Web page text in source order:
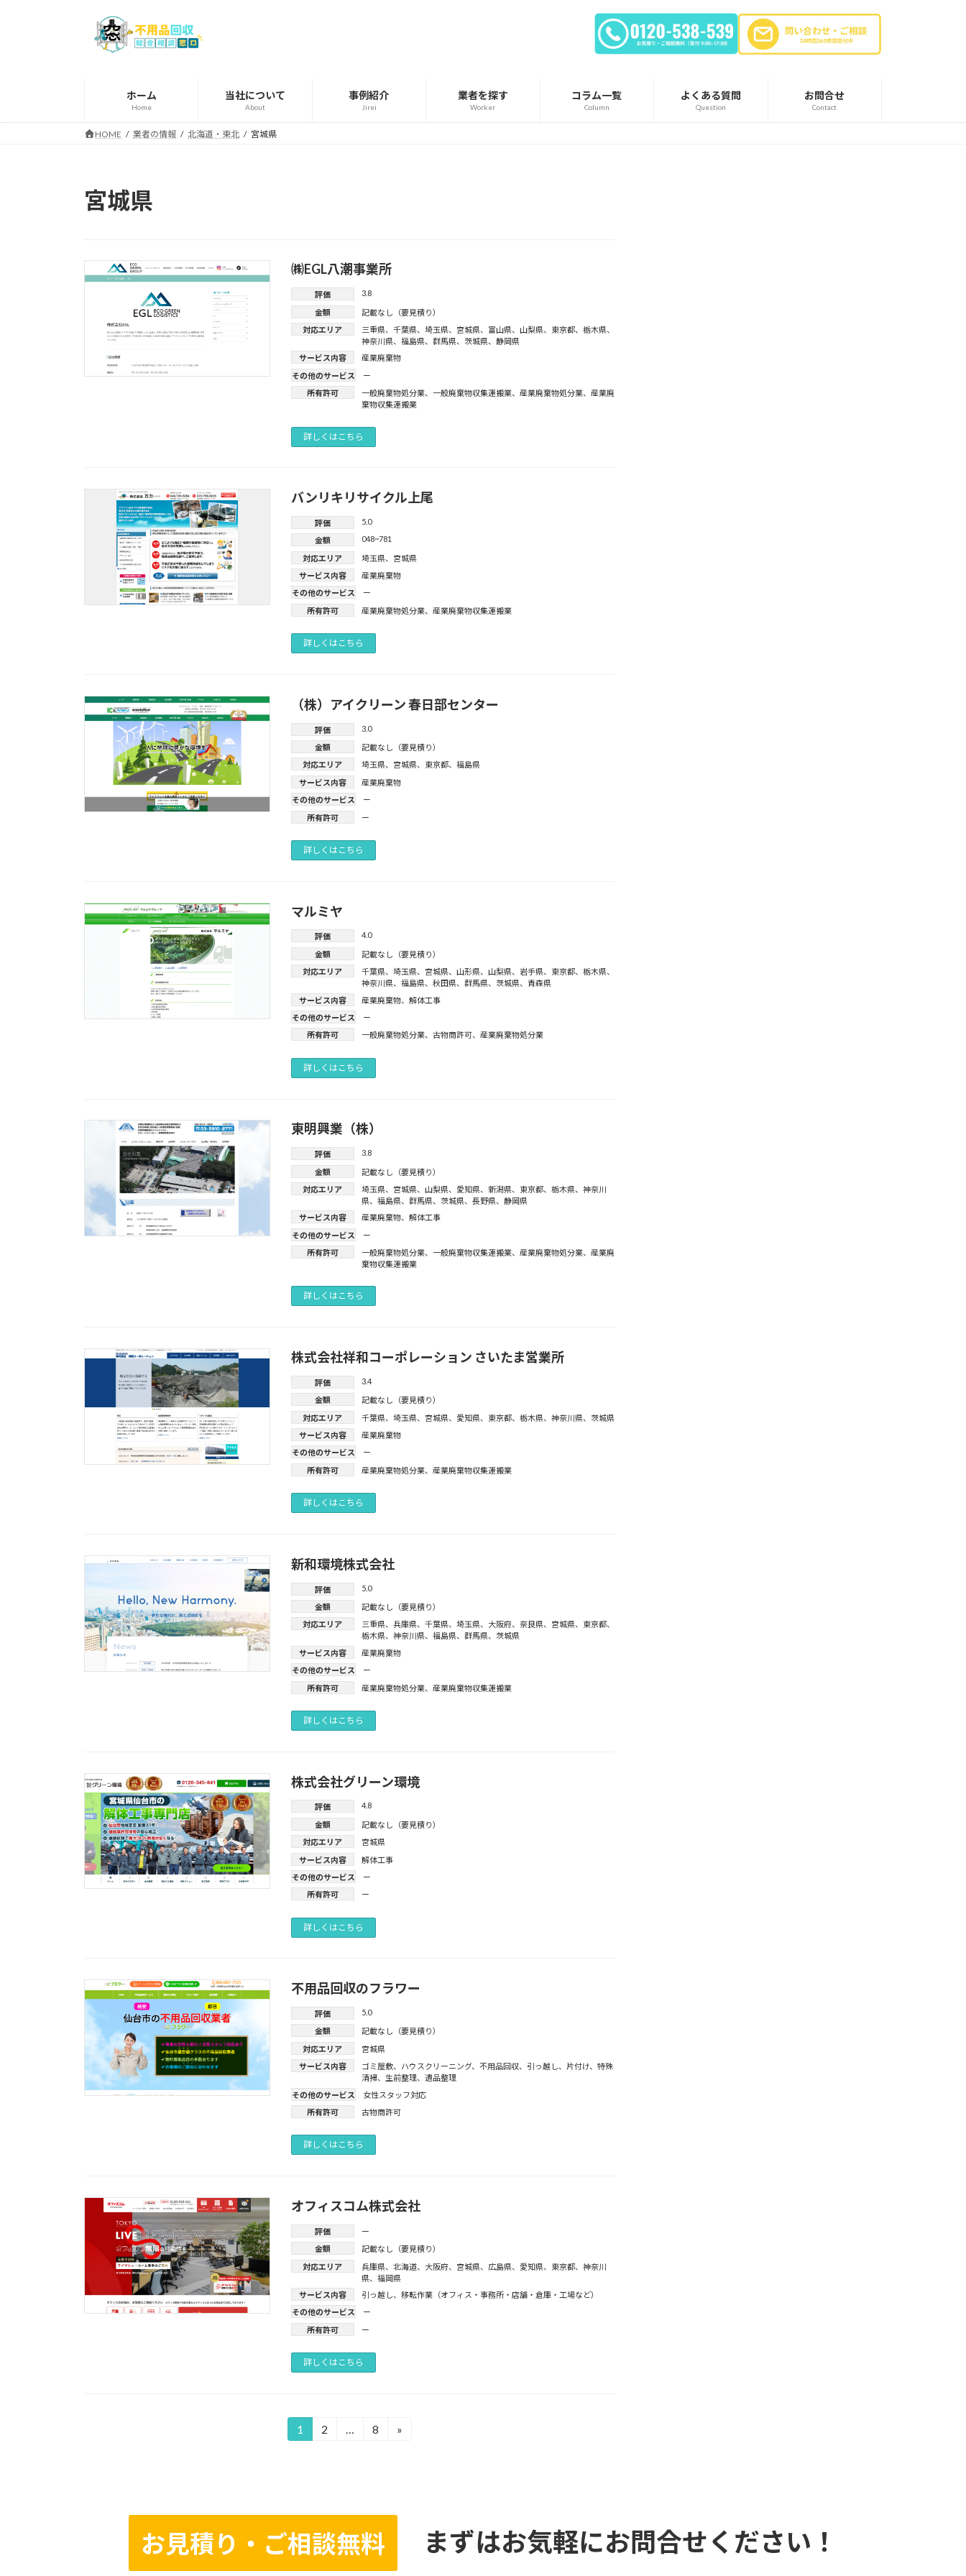
ホーム
Home
当社について
About
事例紹介
Jirei
業者を探す
Worker
コラム一覧
Column
よくある質問
Question
お問合せ
Contact
HOME 業者の情報 北海道・東北 宮城県
宮城県
㈱EGL八潮事業所
評価 3.8
金額
記載なし（要見積り）
対応エリア
三重県、 千葉県、 埼玉県、 宮城県、 富山県、 山梨県、 東京都、 栃木県、
神奈川県、 福島県、 群馬県、 茨城県、 静岡県
サービス内容
産業廃棄物
その他のサービス
ー
所有許可
一般廃棄物処分業、 一般廃棄物収集運搬業、 産業廃棄物処分業、 産業廃
棄物収集運搬業
詳しくはこちら
バンリキリサイクル上尾
評価 5.0
金額 048~781
対応エリア 埼玉県、
宮城県
サービス内容
産業廃棄物
その他のサービス
ー
所有許可
産業廃棄物処分業、 産業廃棄物収集運搬業
詳しくはこちら
（株）アイクリーン 春日部センター
評価 3.0
金額
記載なし（要見積り）
対応エリア
埼玉県、 宮城県、 東京都、 福島県
サービス内容
産業廃棄物
その他のサービス
ー
所有許可
ー
詳しくはこちら
マルミヤ
評価 4.0
金額
記載なし（要見積り）
対応エリア
千葉県、 埼玉県、 宮城県、 山形県、 山梨県、 岩手県、 東京都、 栃木県、
神奈川県、 福島県、 秋田県、 群馬県、 茨城県、 青森県
サービス内容
産業廃棄物、 解体工事
その他のサービス
ー
所有許可
一般廃棄物処分業、 古物商許可、 産業廃棄物処分業
詳しくはこちら
東明興業（株）
評価 3.8
金額
記載なし（要見積り）
対応エリア
埼玉県、 宮城県、 山梨県、 愛知県、 新潟県、 東京都、 栃木県、 神奈川
県、 福島県、 群馬県、 茨城県、 長野県、 静岡県
サービス内容
産業廃棄物、 解体工事
その他のサービス
ー
所有許可
一般廃棄物処分業、 一般廃棄物収集運搬業、 産業廃棄物処分業、 産業廃
棄物収集運搬業
詳しくはこちら
株式会社祥和コーポレーション さいたま営業所
評価 3.4
金額
記載なし（要見積り）
対応エリア
千葉県、 埼玉県、 宮城県、 愛知県、 東京都、 栃木県、 神奈川県、
茨城県
サービス内容
産業廃棄物
その他のサービス
ー
所有許可
産業廃棄物処分業、 産業廃棄物収集運搬業
詳しくはこちら
新和環境株式会社
評価 5.0
金額
記載なし（要見積り）
対応エリア
三重県、 兵庫県、 千葉県、 埼玉県、 大阪府、 奈良県、 宮城県、 東京都、
栃木県、 神奈川県、 福島県、 群馬県、
茨城県
サービス内容
産業廃棄物
その他のサービス
ー
所有許可
産業廃棄物処分業、 産業廃棄物収集運搬業
詳しくはこちら
株式会社グリーン環境
評価 4.8
金額
記載なし（要見積り）
対応エリア
宮城県
サービス内容
解体工事
その他のサービス
ー
所有許可
ー
詳しくはこちら
不用品回収のフラワー
評価 5.0
金額
記載なし（要見積り）
対応エリア
宮城県
サービス内容
ゴミ屋敷、 ハウスクリーニング、 不用品回収、 引っ越し、 片付け、 特殊
清掃、 生前整理、 遺品整理
その他のサービス
女性スタッフ対応
所有許可
古物商許可
詳しくはこちら
オフィスコム株式会社
評価
ー
金額
記載なし（要見積り）
対応エリア
兵庫県、 北海道、 大阪府、 宮城県、 広島県、 愛知県、 東京都、 神奈川
県、 福岡県
サービス内容
引っ越し、 移転作業（オフィス・事務所・店舗・倉庫・工場など）
その他のサービス
ー
所有許可
ー
詳しくはこちら
固
1
固
2 …
固
8 »
お見積り・ご相談無料 まずはお気軽にお問合せください！